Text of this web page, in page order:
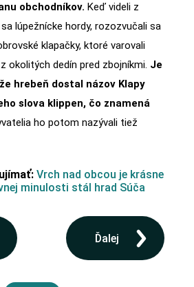
obchodníkov. Keď videli z
lúpežnícke hordy, rozozvučali sa
klapačky, ktoré varovali
okolitých dedín pred zbojníkmi. Je
hrebeň dostal názov Klapy
slova klippen, čo znamená
ho potom nazývali tiež
Vrch nad obcou je krásne
minulosti stál hrad Súča
Ďalej